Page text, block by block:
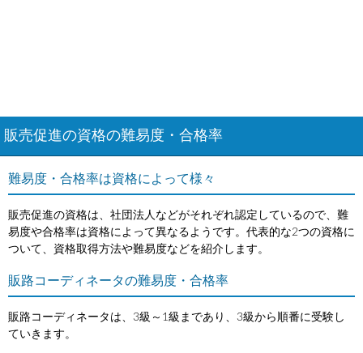
販売促進の資格の難易度・合格率
難易度・合格率は資格によって様々
販売促進の資格は、社団法人などがそれぞれ認定しているので、難
易度や合格率は資格によって異なるようです。代表的な2つの資格に
ついて、資格取得方法や難易度などを紹介します。
販路コーディネータの難易度・合格率
販路コーディネータは、3級～1級まであり、3級から順番に受験し
ていきます。